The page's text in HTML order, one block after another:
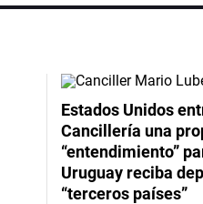
Estados Unidos
Cancillería una
“entendimiento”
Uruguay reciba
“terceros países”